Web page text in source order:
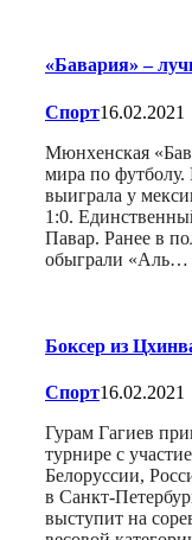
«Бавария» –
Спорт16.02.2021
Мюнхенская
мира по футболу.
выиграла у
1:0.
Павар. Ранее в
обыграли «Аль…
Боксер из
Спорт16.02.2021
Гурам Гагиев
турнире с
Белоруссии,
в Санкт-
выступит на